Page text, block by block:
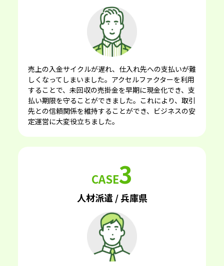
売上の⼊⾦サイクルが遅れ、仕⼊れ先への⽀払いが難
しくなってしまいました。アクセルファクターを利⽤
することで、未回収の売掛⾦を早期に現⾦化でき、⽀
払い期限を守ることができました。これにより、取引
先との信頼関係を維持することができ、ビジネスの安
定運営に⼤変役⽴ちました。
CASE3
人材派遣 / 兵庫県